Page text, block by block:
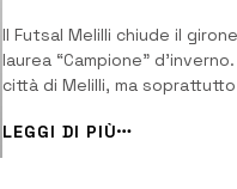
Il Futsal Melilli chiude il
laurea “Campione”
città di Melilli, ma
anche le prestazioni fatte
[&helli...
LEGGI DI PIÙ